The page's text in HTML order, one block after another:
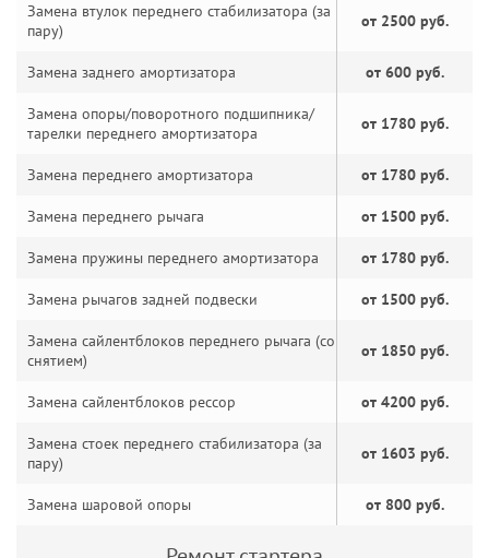
Замена втулок переднего стабилизатора (за
пару)
от 2500 руб.
Замена заднего амортизатора от 600 руб.
Замена опоры/поворотного подшипника/
тарелки переднего амортизатора
от 1780 руб.
Замена переднего амортизатора от 1780 руб.
Замена переднего рычага от 1500 руб.
Замена пружины переднего амортизатора от 1780 руб.
Замена рычагов задней подвески от 1500 руб.
Замена сайлентблоков переднего рычага (со
снятием)
от 1850 руб.
Замена сайлентблоков рессор от 4200 руб.
Замена стоек переднего стабилизатора (за
пару)
от 1603 руб.
Замена шаровой опоры от 800 руб.